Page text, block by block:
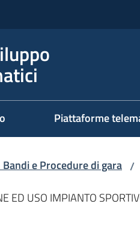
Piattaforme
e Procedure di gara /
ED USO IMPIANTO